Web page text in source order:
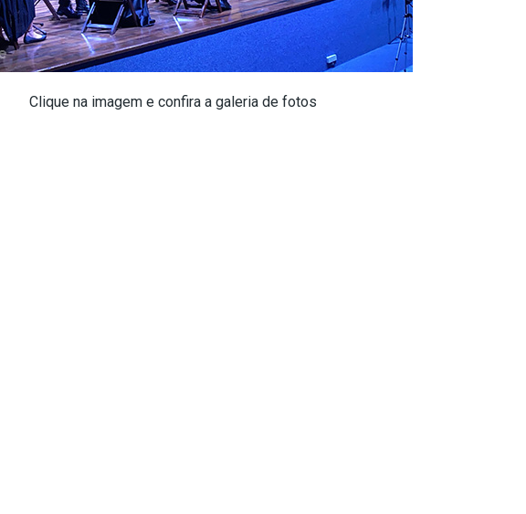
Clique na imagem e confira a galeria de fotos